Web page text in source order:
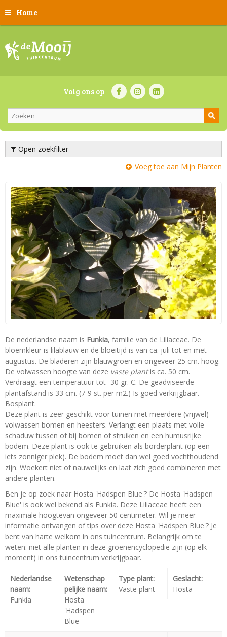
Home
Volg ons op
Open zoekfilter
Voeg toe aan Mijn Planten
De nederlandse naam is Funkia, familie van de Liliaceae. De
bloemkleur is lilablauw en de bloeitijd is van ca. juli tot en met
augustus. De bladeren zijn blauwgroen en ongeveer 25 cm. hoog.
De volwassen hoogte van deze vaste plantis ca. 50 cm.
Verdraagt een temperatuur tot -30 gr. C. De geadviseerde
plantafstand is 33 cm. (7-9 st. per m2.) Is goed verkrijgbaar.
Bosplant.
Deze plant is zeer geschikt voor tuinen met meerdere (vrijwel)
volwassen bomen en heesters. Verlangt een plaats met volle
schaduw tussen of bij bomen of struiken en een humusrijke
bodem. Deze plant is ook te gebruiken als borderplant (op een
iets zonniger plek). De bodem moet dan wel goed vochthoudend
zijn. Woekert niet of nauwelijks en laat zich goed combineren met
andere planten.
Ben je op zoek naar Hosta 'Hadspen Blue'? De Hosta 'Hadspen
Blue' is ook wel bekend als Funkia. Deze Liliaceae heeft een
maximale hoogtevan ongeveer 50 centimeter. Wil je meer
informatie ontvangen of tips over deze Hosta 'Hadspen Blue'? Je
bent van harte welkom in ons tuincentrum. Belangrijk om te
weten: niet alle planten in deze groenencyclopedie zijn (op elk
moment) in ons tuincentrum verkrijgbaar.
Nederlandse
naam:
Funkia
Wetenschap
pelijke naam:
Hosta
'Hadspen
Blue'
Type plant:
Vaste plant
Geslacht:
Hosta